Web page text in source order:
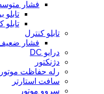
فشار
تابلو کنترل
فشار
درایو DC
دژنکتور
رله حفاظت موتور
سافت استارتر
سروو موتور